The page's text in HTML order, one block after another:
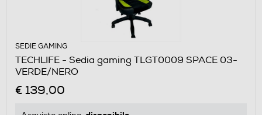
SEDIE GAMING
TECHLIFE - Sedia gaming TLGT0009 SPACE 03-
VERDE/NERO
€ 139,00